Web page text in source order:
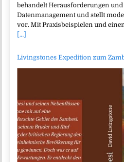
behandelt Herausforderungen
Datenmanagement und stellt
vor. Mit Praxisbeispielen und
[...]
Livingstones Expedition zum